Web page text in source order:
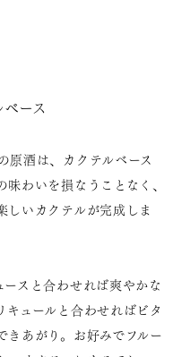
ース
原酒は、カクテルベース
わいを損なうことなく、
しいカクテルが完成しま
ースと合わせれば爽やかな
ュールと合わせればビタ
きあがり。お好みでフルー